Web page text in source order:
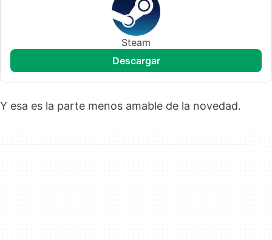
Steam
descargar
Y esa es la parte menos amable de la novedad.